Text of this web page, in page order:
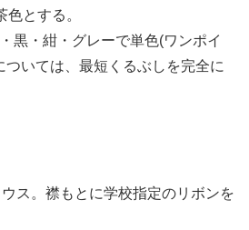
とする。
黒・紺・グレーで単色(ワンポイ
ついては、最短くるぶしを完全に
ス。襟もとに学校指定のリボンを